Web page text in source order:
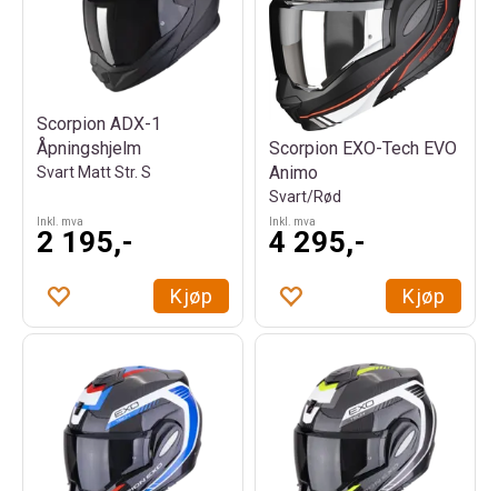
Scorpion ADX-1
Åpningshjelm
Svart Matt Str. S
Inkl. mva
2 195,-
Kjøp
Scorpion EXO-Tech EVO
Animo
Svart/Rød
Inkl. mva
4 295,-
Kjøp